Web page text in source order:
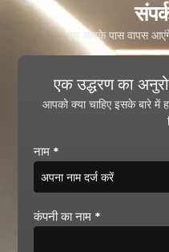
हम आपके पास वापस
एक उद्धरण का
आपको क्या चाहिए इसके बारे
नाम *
कंपनी का नाम *